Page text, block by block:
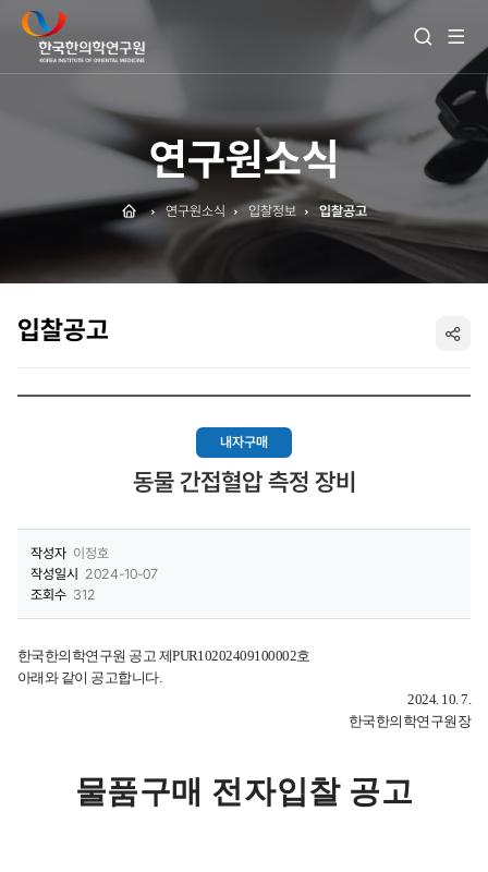
열
기
메
보
연구원소식
입찰공고
Home연구원소식 입찰정보 입찰공고
공
내자구매
동물 간접혈압 측정 장비
작성자 이정호
작성일시
2024-10-07
조회수 312
한국한의학연구원 공고 제PUR10202409100002호
아래와 같이 공고합니다.
2024. 10. 7.
한국한의학연구원장
물품구매 전자입찰 공고